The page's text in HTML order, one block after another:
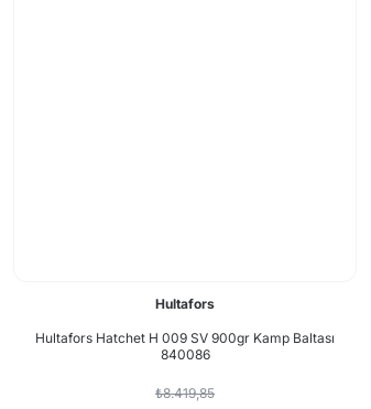
Hultafors
Hultafors Hatchet H 009 SV 900gr Kamp Baltası
840086
₺8.419,85